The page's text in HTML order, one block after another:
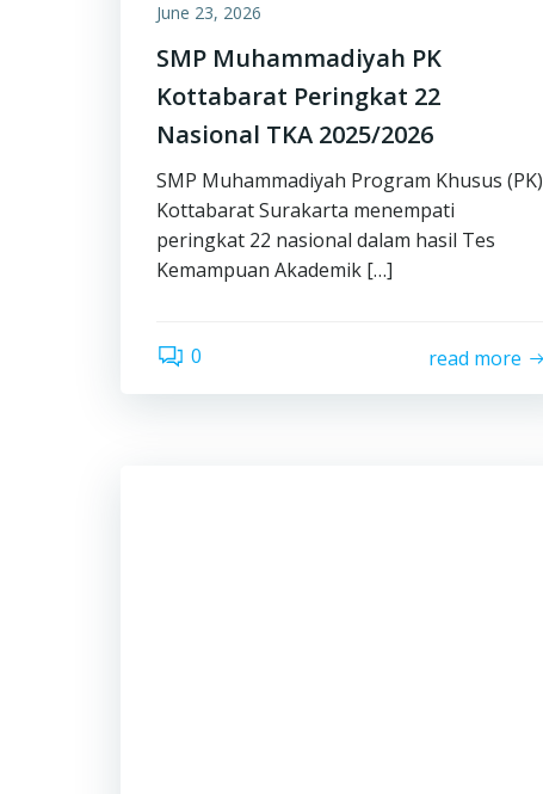
June 23, 2026
SMP Muhammadiyah PK
Kottabarat Peringkat 22
Nasional TKA 2025/2026
SMP Muhammadiyah Program Khusus (PK)
Kottabarat Surakarta menempati
peringkat 22 nasional dalam hasil Tes
Kemampuan Akademik […]
0 read more